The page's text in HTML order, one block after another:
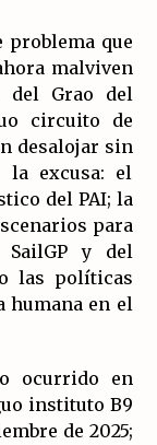
problema que
malviven
del Grao del
circuito de
desalojar sin
la excusa: el
del PAI; la
para
y del
las políticas
humana en el
ocurrido en
instituto B9
de 2025;